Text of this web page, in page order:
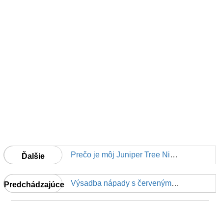
Ďalšie Prečo je môj Juniper Tree Nie Začínajúci na jar ?
Predchádzajúce Výsadba nápady s červeným vetvičkou Dogwoods